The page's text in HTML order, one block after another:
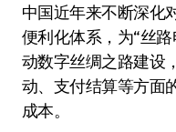
中国近年来不断深化
便利化体系，为“丝
动数字丝绸之路建设
动、支付结算等方面
成本。